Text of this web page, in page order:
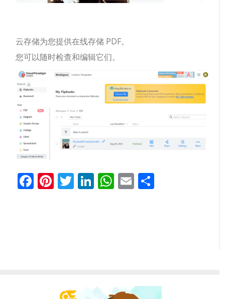
云存储为您提供在线存储 PDF。
您可以随时检查和编辑它们。
Facebook
Pinterest
Twitter
LinkedIn
WhatsApp
Email